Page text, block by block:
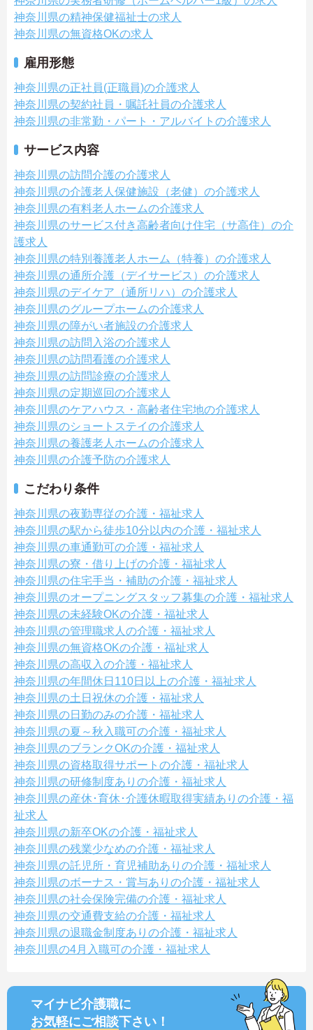
神奈川県の精神保健福祉士の求人
神奈川県の無資格OKの求人
雇用形態
神奈川県の正社員(正職員)の介護求人
神奈川県の契約社員・嘱託社員の介護求人
神奈川県の非常勤・パート・アルバイトの介護求人
サービス内容
神奈川県の訪問介護の介護求人
神奈川県の介護老人保健施設（老健）の介護求人
神奈川県の有料老人ホームの介護求人
神奈川県のサービス付き高齢者向け住宅（サ高住）の介
護求人
神奈川県の特別養護老人ホーム（特養）の介護求人
神奈川県の通所介護（デイサービス）の介護求人
神奈川県のデイケア（通所リハ）の介護求人
神奈川県のグループホームの介護求人
神奈川県の障がい者施設の介護求人
神奈川県の訪問入浴の介護求人
神奈川県の訪問看護の介護求人
神奈川県の訪問診療の介護求人
神奈川県の定期巡回の介護求人
神奈川県のケアハウス・高齢者住宅地の介護求人
神奈川県のショートステイの介護求人
神奈川県の養護老人ホームの介護求人
神奈川県の介護予防の介護求人
こだわり条件
神奈川県の夜勤専従の介護・福祉求人
神奈川県の駅から徒歩10分以内の介護・福祉求人
神奈川県の車通勤可の介護・福祉求人
神奈川県の寮・借り上げの介護・福祉求人
神奈川県の住宅手当・補助の介護・福祉求人
神奈川県のオープニングスタッフ募集の介護・福祉求人
神奈川県の未経験OKの介護・福祉求人
神奈川県の管理職求人の介護・福祉求人
神奈川県の無資格OKの介護・福祉求人
神奈川県の高収入の介護・福祉求人
神奈川県の年間休日110日以上の介護・福祉求人
神奈川県の土日祝休の介護・福祉求人
神奈川県の日勤のみの介護・福祉求人
神奈川県の夏～秋入職可の介護・福祉求人
神奈川県のブランクOKの介護・福祉求人
神奈川県の資格取得サポートの介護・福祉求人
神奈川県の研修制度ありの介護・福祉求人
神奈川県の産休･育休･介護休暇取得実績ありの介護・福
祉求人
神奈川県の新卒OKの介護・福祉求人
神奈川県の残業少なめの介護・福祉求人
神奈川県の託児所・育児補助ありの介護・福祉求人
神奈川県のボーナス・賞与ありの介護・福祉求人
神奈川県の社会保険完備の介護・福祉求人
神奈川県の交通費支給の介護・福祉求人
神奈川県の退職金制度ありの介護・福祉求人
神奈川県の4月入職可の介護・福祉求人
マイナビ介護職に
お気軽にご相談下さい！